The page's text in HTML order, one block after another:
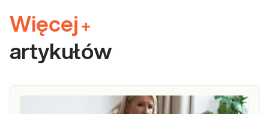
Więcej +
artykułów